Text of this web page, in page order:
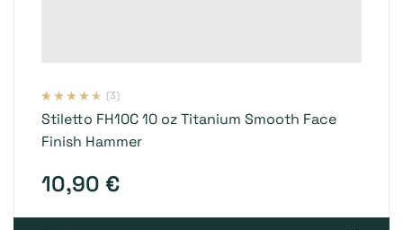
Stiletto FH10C 10 oz Titanium Smooth Face
Finish Hammer
con 4.33de
valoraciones
de clientes
(3)
10,90 €